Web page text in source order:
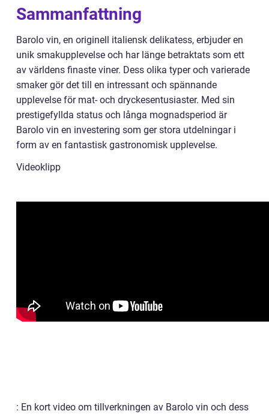
Sammanfattning
Barolo vin, en originell italiensk delikatess, erbjuder en
unik smakupplevelse och har länge betraktats som ett
av världens finaste viner. Dess olika typer och varierade
smaker gör det till en intressant och spännande
upplevelse för mat- och dryckesentusiaster. Med sin
prestigefyllda status och långa mognadsperiod är
Barolo vin en investering som ger stora utdelningar i
form av en fantastisk gastronomisk upplevelse.
Videoklipp
: En kort video om tillverkningen av Barolo vin och dess